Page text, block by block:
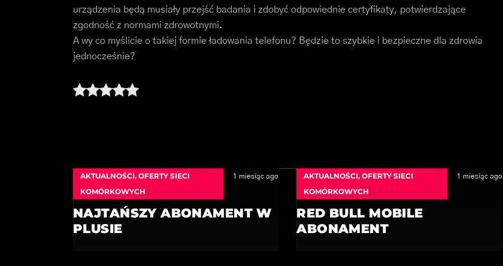
urządzenia będą musiały przejść badania i zdobyć odpowiednie certyfikaty, potwierdzające
zgodność z normami zdrowotnymi.
A wy co myślicie o takiej formie ładowania telefonu? Będzie to szybkie i bezpieczne dla zdrowia
jednocześnie?
AKTUALNOŚCI, OFERTY SIECI
KOMÓRKOWYCH
1 miesiąc ago
NAJTAŃSZY ABONAMENT W
PLUSIE
AKTUALNOŚCI,OFERTY SIECI
KOMÓRKOWYCH
1 miesiąc ago
RED BULL MOBILE
ABONAMENT